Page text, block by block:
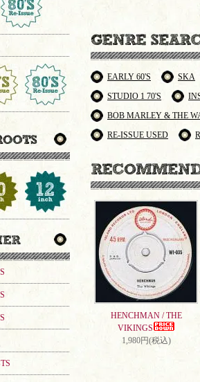
EARLY 60'S
SKA
STUDIO 1 70'S
BOB MARLEY & THE
RE-ISSUE USED
HENCHMAN / THE
VIKINGS
1,980円(税込)